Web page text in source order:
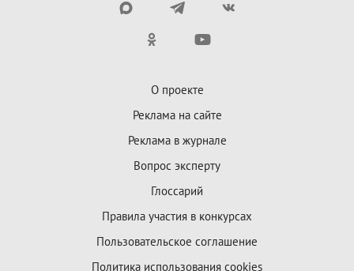
О проекте
Реклама на сайте
Реклама в журнале
Вопрос эксперту
Глоссарий
Правила участия в конкурсах
Пользовательское соглашение
Политика использования cookies